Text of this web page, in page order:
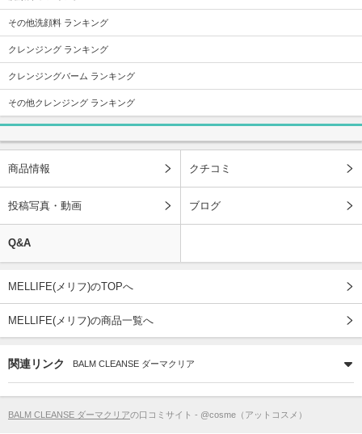
その他洗顔料 ランキング
クレンジング ランキング
クレンジングバーム ランキング
その他クレンジング ランキング
商品情報 クチコミ
投稿写真・動画 ブログ
Q&A
MELLIFE(メリフ)のTOPへ
MELLIFE(メリフ)の商品一覧へ
関連リンク BALM CLEANSE ダーマクリア
BALM CLEANSE ダーマクリアの口コミサイト - @cosme（アットコスメ）